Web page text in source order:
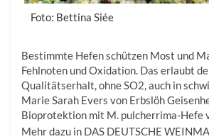
Foto: Bettina Siée
Bestimmte Hefen schützen Most und
Fehlnoten und Oxidation. Das erlaubt
Qualitätserhalt, ohne SO2, auch in
Marie Sarah Evers von Erbslöh
Bioprotektion mit M. pulcherrima-Hefe
Mehr dazu in DAS DEUTSCHE